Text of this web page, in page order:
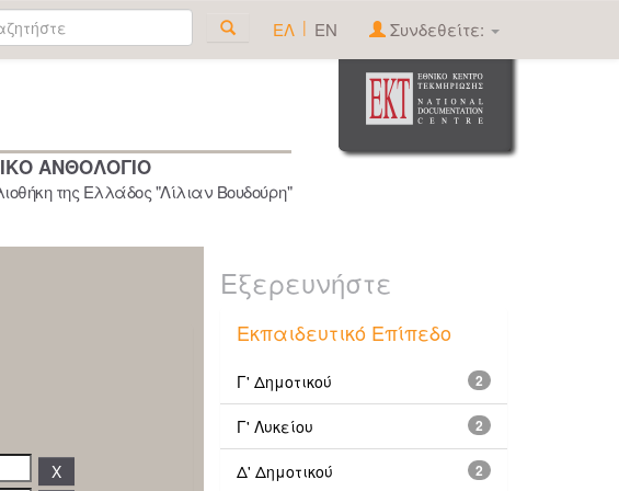
ΕΛ | EN Συνδεθείτε:
ΑΝΘΟΛΟΓΙΟ
της Ελλάδος "Λίλιαν Βουδούρη"
Εξερευνήστε
Εκπαιδευτικό Επίπεδο
2
Γ' Δημοτικού
2
Γ' Λυκείου
2
Δ' Δημοτικού